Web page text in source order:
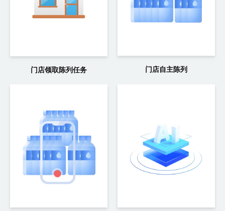
门店领取陈列任务 门店自主陈列